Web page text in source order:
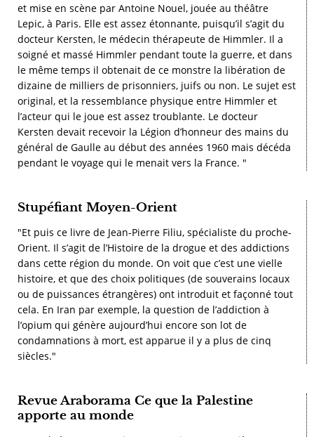
et mise en scène par Antoine Nouel, jouée au théâtre
Lepic, à Paris. Elle est assez étonnante, puisqu’il s’agit du
docteur Kersten, le médecin thérapeute de Himmler. Il a
soigné et massé Himmler pendant toute la guerre, et dans
le même temps il obtenait de ce monstre la libération de
dizaine de milliers de prisonniers, juifs ou non. Le sujet est
original, et la ressemblance physique entre Himmler et
l’acteur qui le joue est assez troublante. Le docteur
Kersten devait recevoir la Légion d’honneur des mains du
général de Gaulle au début des années 1960 mais décéda
pendant le voyage qui le menait vers la France. "
Stupéfiant Moyen-Orient
"Et puis ce livre de Jean-Pierre Filiu, spécialiste du proche-
Orient. Il s’agit de l’Histoire de la drogue et des addictions
dans cette région du monde. On voit que c’est une vielle
histoire, et que des choix politiques (de souverains locaux
ou de puissances étrangères) ont introduit et façonné tout
cela. En Iran par exemple, la question de l’addiction à
l’opium qui génère aujourd’hui encore son lot de
condamnations à mort, est apparue il y a plus de cinq
siècles."
Revue Araborama Ce que la Palestine
apporte au monde